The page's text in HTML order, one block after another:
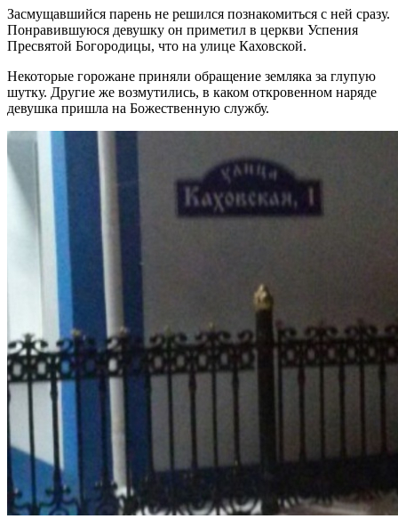
Засмущавшийся парень не решился познакомиться с ней сразу.
Понравившуюся девушку он приметил в церкви Успения
Пресвятой Богородицы, что на улице Каховской.
Некоторые горожане приняли обращение земляка за глупую
шутку. Другие же возмутились, в каком откровенном наряде
девушка пришла на Божественную службу.